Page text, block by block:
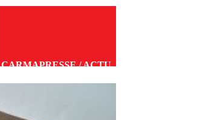
CARMAPRESSE / ACTU